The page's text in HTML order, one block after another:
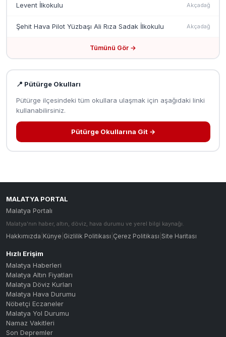
Levent İlkokulu Akçadağ
Şehit Hava Pilot Yüzbaşı Ali Rıza Sadak İlkokulu Akçadağ
Tümünü Gör →
📍 Pütürge Okulları
Pütürge ilçesindeki tüm okullara ulaşmak için aşağıdaki linki
kullanabilirsiniz.
Pütürge Okullarına Git →
MALATYA PORTAL
Malatya Portalı
Malatya'nın haber, altın, döviz, hava durumu ve yerel bilgi kaynağı.
Hakkımızda Künye Gizlilik Politikası Çerez Politikası Site Haritası
Hızlı Erişim
Malatya Haberleri
Malatya Altın Fiyatları
Malatya Döviz Kurları
Malatya Hava Durumu
Nöbetçi Eczaneler
Malatya Yol Durumu
Namaz Vakitleri
Son Depremler